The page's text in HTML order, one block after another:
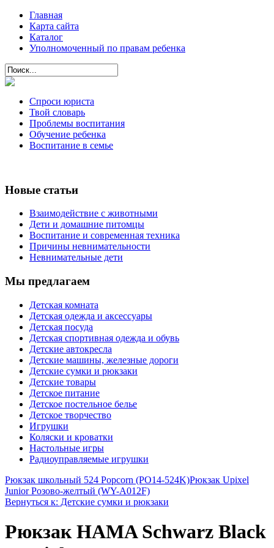
Главная
Карта сайта
Каталог
Уполномоченный по правам ребенка
Спроси юриста
Твой словарь
Проблемы воспитания
Обучение ребенка
Воспитание в семье
Новые статьи
Взаимодействие с животными
Дети и домашние питомцы
Воспитание и современная техника
Причины невнимательности
Невнимательные дети
Мы предлагаем
Детская комната
Детская одежда и аксессуары
Детская посуда
Детская спортивная одежда и обувь
Детские автокресла
Детские машины, железные дороги
Детские сумки и рюкзаки
Детские товары
Детское питание
Детское постельное белье
Детское творчество
Игрушки
Коляски и кроватки
Настольные игры
Радиоуправляемые игрушки
Рюкзак школьный 524 Popcorn (PO14-524K)Рюкзак Upixel
Junior Розово-желтый (WY-A012F)
Вернуться к: Детские сумки и рюкзаки
Рюкзак HAMA Schwarz Black